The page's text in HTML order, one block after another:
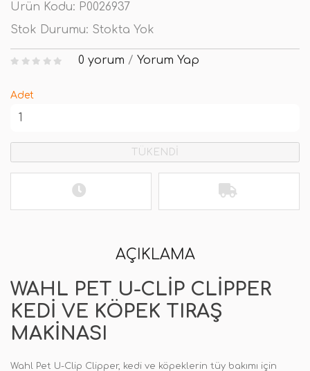
Ürün Kodu: P0026937
Stok Durumu: Stokta Yok
0 yorum / Yorum Yap
Adet
TÜKENDİ
AÇIKLAMA
WAHL PET U-CLIP CLIPPER
KEDI VE KÖPEK TIRAŞ
MAKINASI
Wahl Pet U-Clip Clipper, kedi ve köpeklerin tüy bakımı için